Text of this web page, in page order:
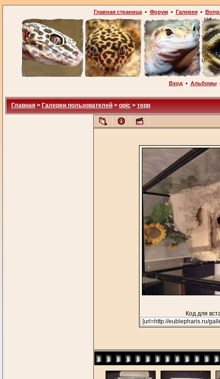
Главная страница• Форум• Галерея•
Вход • Альбомы
Главная > Галереи пользователей > opic > терр
Код для